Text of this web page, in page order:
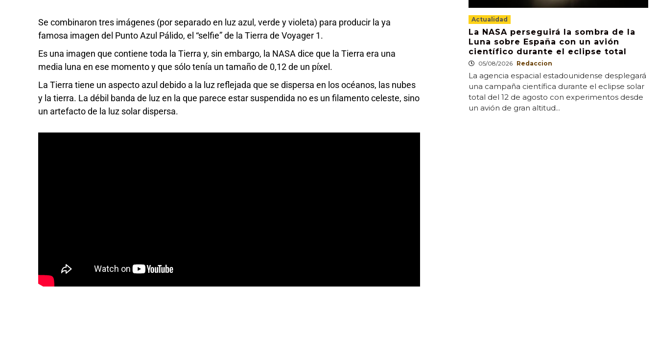
Se combinaron tres imágenes (por separado en luz azul, verde y violeta) para producir la ya
famosa imagen del Punto Azul Pálido, el “selfie” de la Tierra de Voyager 1.
Es una imagen que contiene toda la Tierra y, sin embargo, la NASA dice que la Tierra era una
media luna en ese momento y que sólo tenía un tamaño de 0,12 de un píxel.
La Tierra tiene un aspecto azul debido a la luz reflejada que se dispersa en los océanos, las nubes
y la tierra. La débil banda de luz en la que parece estar suspendida no es un filamento celeste, sino
un artefacto de la luz solar dispersa.
Actualidad
La NASA perseguirá la sombra de la
Luna sobre España con un avión
científico durante el eclipse total
05/08/2026 Redaccion
La agencia espacial estadounidense desplegará
una campaña científica durante el eclipse solar
total del 12 de agosto con experimentos desde
un avión de gran altitud...